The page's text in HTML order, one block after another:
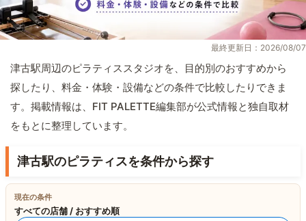
最終更新日：2026/08/07
津古駅周辺のピラティススタジオを、目的別のおすすめから
探したり、料金・体験・設備などの条件で比較したりできま
す。掲載情報は、FIT PALETTE編集部が公式情報と独自取材
をもとに整理しています。
津古駅のピラティスを条件から探す
現在の条件
すべての店舗 / おすすめ順